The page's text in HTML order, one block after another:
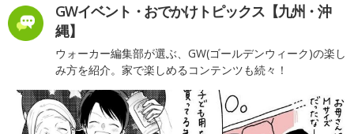
GWイベント・おでかけトピックス【九州・沖
縄】
ウォーカー編集部が選ぶ、GW(ゴールデンウィーク)の楽し
み方を紹介。家で楽しめるコンテンツも続々！